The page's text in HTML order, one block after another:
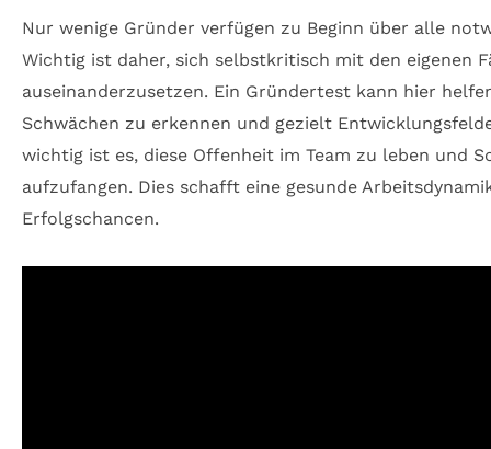
Nur wenige Gründer verfügen zu Beginn über alle
Wichtig ist daher, sich selbstkritisch mit den eigenen
auseinanderzusetzen. Ein Gründertest kann hier
Schwächen zu erkennen und gezielt
wichtig ist es, diese Offenheit im Team zu leben und
aufzufangen. Dies schafft eine gesunde
Erfolgschancen.